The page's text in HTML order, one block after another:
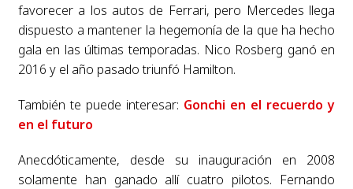
favorecer a los autos de Ferrari, pero Mercedes llega
dispuesto a mantener la hegemonía de la que ha hecho
gala en las últimas temporadas. Nico Rosberg ganó en
2016 y el año pasado triunfó Hamilton.
También te puede interesar: Gonchi en el recuerdo y
en el futuro
Anecdóticamente, desde su inauguración en 2008
solamente han ganado allí cuatro pilotos. Fernando